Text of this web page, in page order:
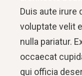
Duis aute irure
voluptate velit
nulla pariatur.
occaecat
qui officia